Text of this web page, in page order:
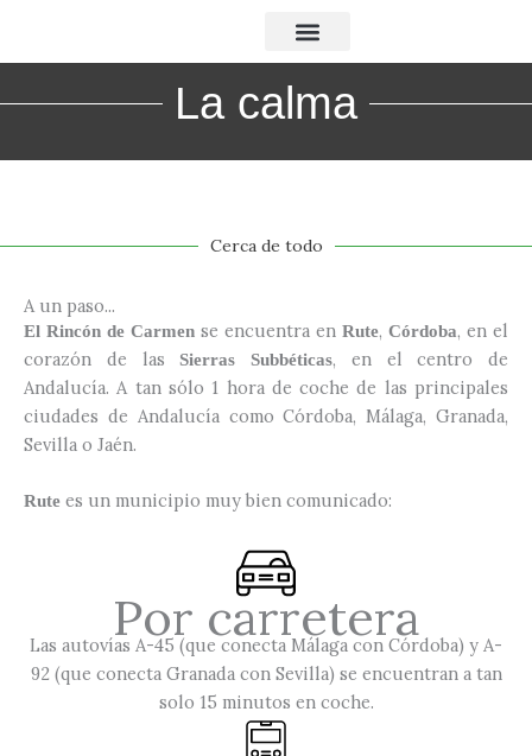
contenido
La calma
Cerca de todo
A un paso...
El Rincón de Carmen se encuentra en Rute, Córdoba, en el
corazón de lasSierras Subbéticas, en el centro de
Andalucía. A tan sólo 1 hora de coche de las principales
ciudades de Andalucía como Córdoba, Málaga, Granada,
Sevilla o Jaén.
Rute es un municipio muy bien comunicado:
Por carretera
Las autovías A-45 (que conecta Málaga con Córdoba) y A-
92 (que conecta Granada con Sevilla) se encuentran a tan
solo 15 minutos en coche.